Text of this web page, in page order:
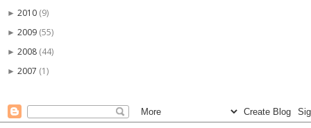
► 2010 (9)
► 2009 (55)
► 2008 (44)
► 2007 (1)